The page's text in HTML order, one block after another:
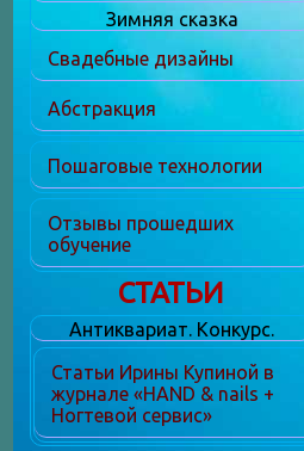
Зимняя сказка
Свадебные дизайны
Абстракция
Пошаговые технологии
Отзывы прошедших
обучение
СТАТЬИ
Антиквариат. Конкурс.
Статьи Ирины Купиной в
журнале «HAND & nails +
Ногтевой сервис»